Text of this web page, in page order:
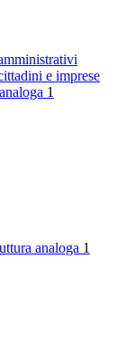
e imprese
1
analoga 1